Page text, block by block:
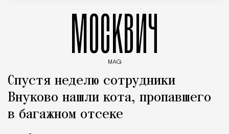
МОСКВИЧ
MAG
Спустя неделю сотрудники
Внуково нашли кота, пропавшего
в багажном отсеке